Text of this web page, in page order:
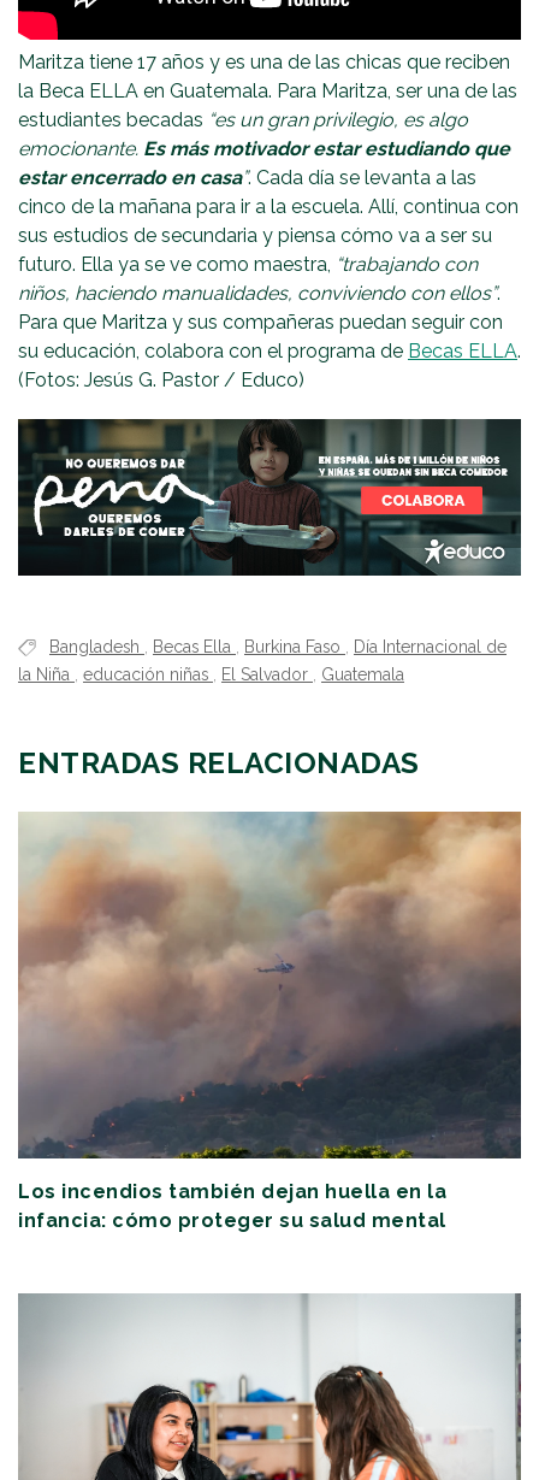
Maritza tiene 17 años y es una de las chicas que reciben
la Beca ELLA en Guatemala. Para Maritza, ser una de las
estudiantes becadas “es un gran privilegio, es algo
emocionante. Es más motivador estar estudiando que
estar encerrado en casa”. Cada día se levanta a las
cinco de la mañana para ir a la escuela. Allí, continua con
sus estudios de secundaria y piensa cómo va a ser su
futuro. Ella ya se ve como maestra, “trabajando con
niños, haciendo manualidades, conviviendo con ellos”.
Para que Maritza y sus compañeras puedan seguir con
su educación, colabora con el programa de Becas ELLA.
(Fotos: Jesús G. Pastor / Educo)
Bangladesh Becas Ella Burkina Faso
Día Internacional de
la Niña , educación niñas , El Salvador , Guatemala
ENTRADAS RELACIONADAS
Los incendios también dejan huella en la
infancia: cómo proteger su salud mental